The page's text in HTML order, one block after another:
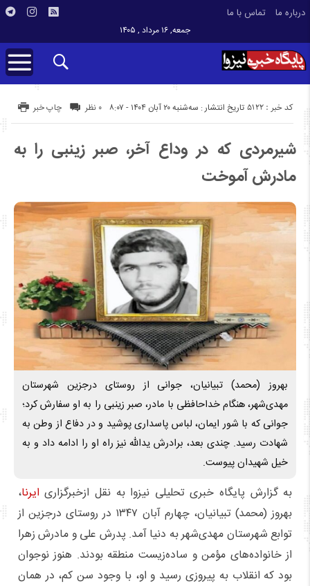
درباره ما تماس با ما
جمعه, ۱۶ مرداد , ۱۴۰۵
تاریخ انتشار : سه‌شنبه ۲۰ آبان ۱۴۰۴ - ۸:۰۷ کد خبر : 5122 چاپ خبر ۰ نظر
شیرمردی که در وداع آخر، صبر زینبی را به
مادرش آموخت
بهروز (محمد) تبیانیان، جوانی از روستای درجزین شهرستان
مهدی‌شهر، هنگام خداحافظی با مادر، صبر زینبی را به او سفارش کرد؛
جوانی که با شور ایمان، لباس پاسداری پوشید و در دفاع از وطن به
شهادت رسید. چندی بعد، برادرش یدالله نیز راه او را ادامه داد و به
خیل شهیدان پیوست.
به گزارش پایگاه خبری تحلیلی نیزوا به نقل ازخبرگزاریایرنا،
بهروز (محمد) تبیانیان، چهارم آبان ۱۳۴۷ در روستای درجزین از
توابع شهرستان مهدی‌شهر به دنیا آمد. پدرش علی و مادرش زهرا
از خانواده‌های مؤمن و ساده‌زیست منطقه بودند. هنوز نوجوان
بود که انقلاب به پیروزی رسید و او، با وجود سن کم، در همان